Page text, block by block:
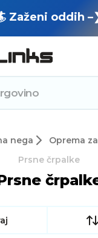
Zaženi oddih
nega
Oprema
Prsne črpalke